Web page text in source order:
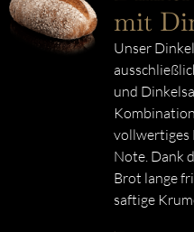
mit
Unser
und
vollwertiges
Note. Dank
Brot lange
saftige